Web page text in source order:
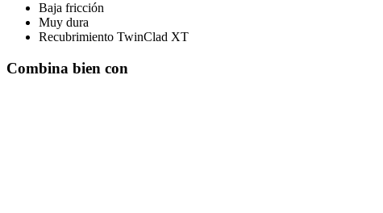
Baja fricción
Muy dura
Recubrimiento TwinClad XT
Combina bien con